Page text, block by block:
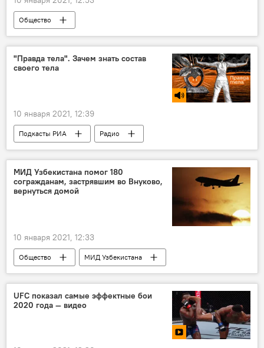
Общество
Министерство энергетики Узбекистана
ТЭС
Талимарджанская ТЭС
электроэнергия
электричество
"Правда тела". Зачем знать состав
своего тела
10 января 2021, 12:39
Подкасты РИА Радио
МИД Узбекистана помог 180
согражданам, застрявшим во Внуково,
вернуться домой
10 января 2021, 12:33
Общество
МИД Узбекистана
Москва
аэропорт Самарканд
UFC показал самые эффектные бои
2020 года — видео